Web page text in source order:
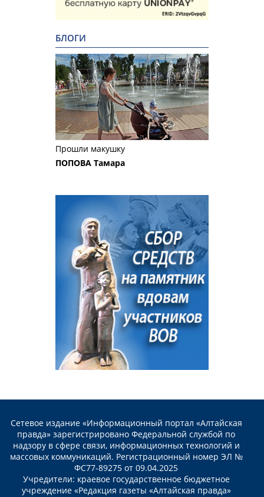
БЛОГИ
Прошли макушку
ПОПОВА Тамара
Сетевое издание «Информационный портал «Алтайская
правда» зарегистрировано Федеральной службой по
надзору в сфере связи, информационных технологий и
массовых коммуникаций. Регистрационный номер ЭЛ №
ФС77-89275 от 09.04.2025
Учредители: краевое государственное бюджетное
учреждение «Редакция газеты «Алтайская правда»